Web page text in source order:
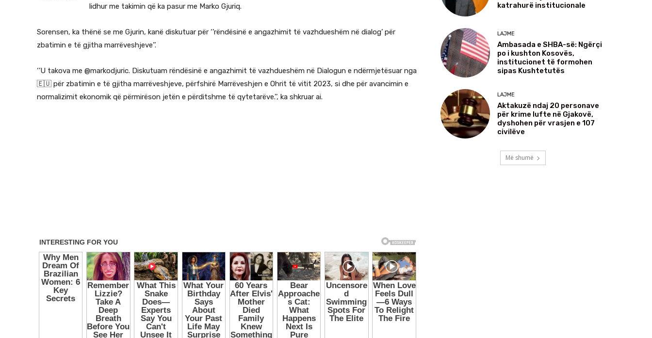
lidhur me takimin që ka pasur me Marko Gjuriq.
Sorensen, ka thënë se me Gjurin, kanë diskutuar për ‘’rëndësinë e angazhimit të vazhdueshëm në dialog’ për
zbatimin e të gjitha marrëveshjeve’’.
‘’U takova me @markodjuric. Diskutuam rëndësinë e angazhimit të vazhdueshëm në Dialogun e ndërmjetësuar nga
🇪🇺 për zbatimin e të gjitha marrëveshjeve, përfshirë Marrëveshjen e Ohrit të vitit 2023, si dhe për avancimin e
normalizimit ekonomik që përmirëson jetën e përditshme të qytetarëve.’’, ka shkruar ai.
katrahurë institucionale
LAJME
Ambasada e SHBA-së: Ngërçi
po i kushton Kosovës,
institucionet të formohen
sipas Kushtetutës
LAJME
Aktakuzë ndaj 20 personave
për krime lufte në Gjakovë,
dyshohen për vrasjen e 107
civilëve
Më shumë